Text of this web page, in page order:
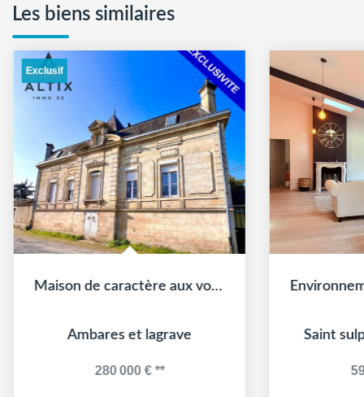
Les biens similaires
Exclusif
Maison de caractère aux volumes remarquables et fort...
Ambares et lagrave
280 000 €**
Saint